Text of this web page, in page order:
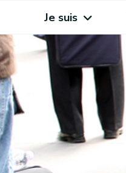
Je suis